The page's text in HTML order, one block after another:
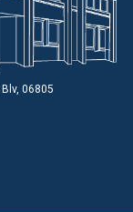
06805